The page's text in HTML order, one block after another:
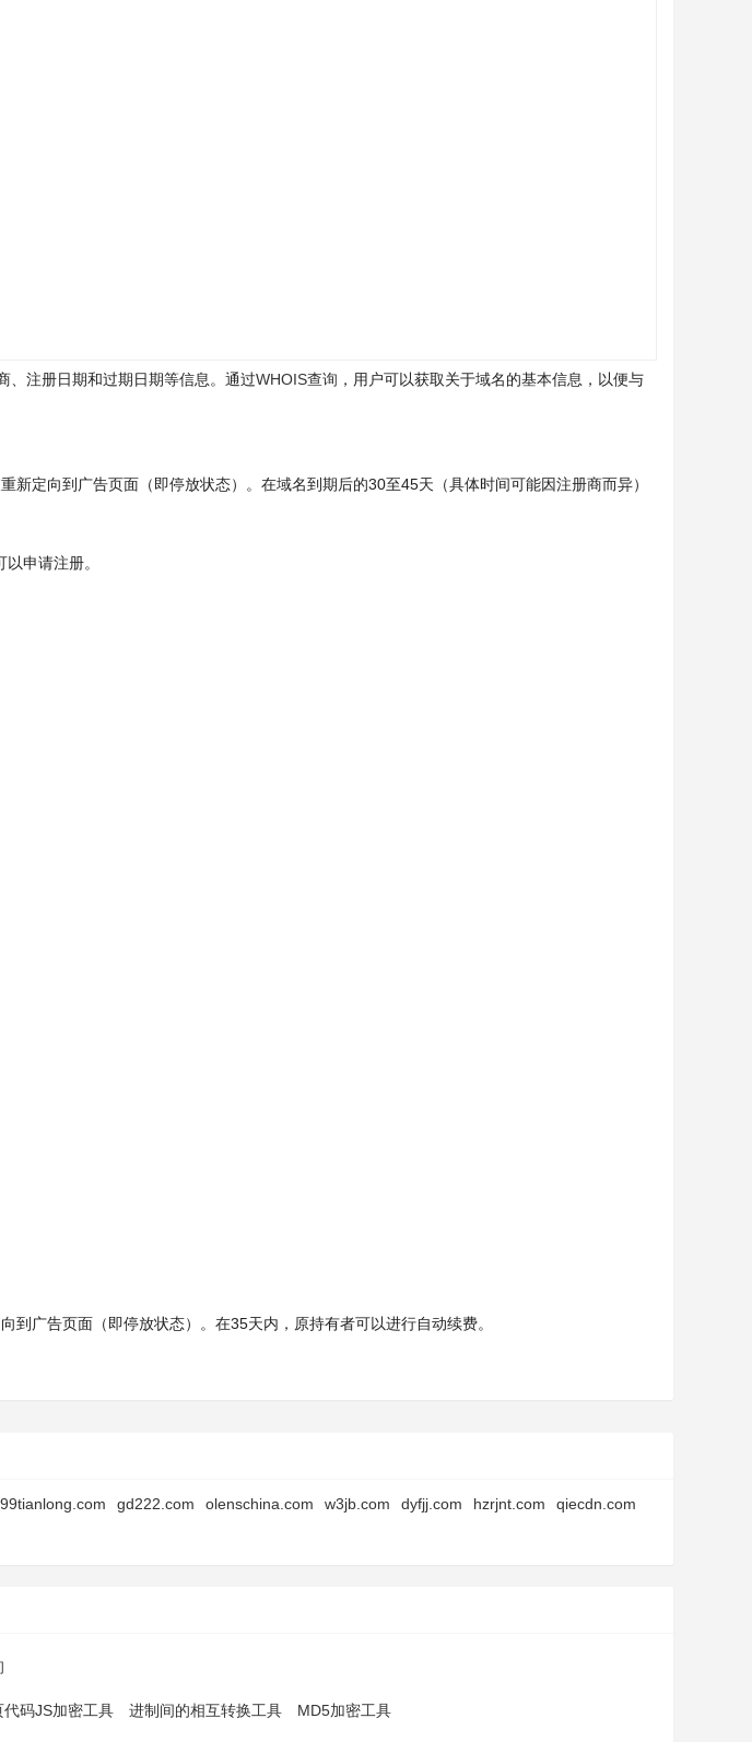
、注册日期和过期日期等信息。通过WHOIS查询 ，用户可以获取关于域名的基本信息，以便与
定向到广告页面（即停放状态）。在域名到期后的30至45天（具体时间可能因注册商而异）
申请注册。
广告页面（即停放状态）。在35天内，原持有者可以进行自动续费。
99tianlong.com gd222.com olenschina.com w3jb.com dyfjj.com hzrjnt.com
qiecdn.com
代码JS加密工具 进制间的相互转换工具
MD5加密工具